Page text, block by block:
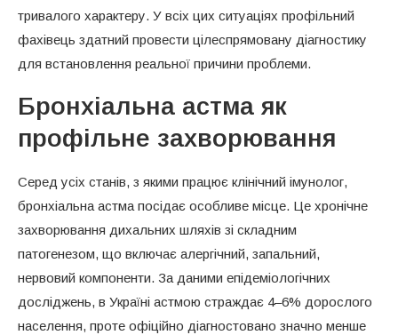
тривалого характеру. У всіх цих ситуаціях профільний
фахівець здатний провести цілеспрямовану діагностику
для встановлення реальної причини проблеми.
Бронхіальна астма як
профільне захворювання
Серед усіх станів, з якими працює клінічний імунолог,
бронхіальна астма посідає особливе місце. Це хронічне
захворювання дихальних шляхів зі складним
патогенезом, що включає алергічний, запальний,
нервовий компоненти. За даними епідеміологічних
досліджень, в Україні астмою страждає 4–6% дорослого
населення, проте офіційно діагностовано значно менше